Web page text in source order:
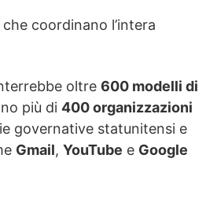
coordinano l’intera
oltre 600 modelli di
più di 400 organizzazioni
governative statunitensi e
Gmail, YouTube e Google